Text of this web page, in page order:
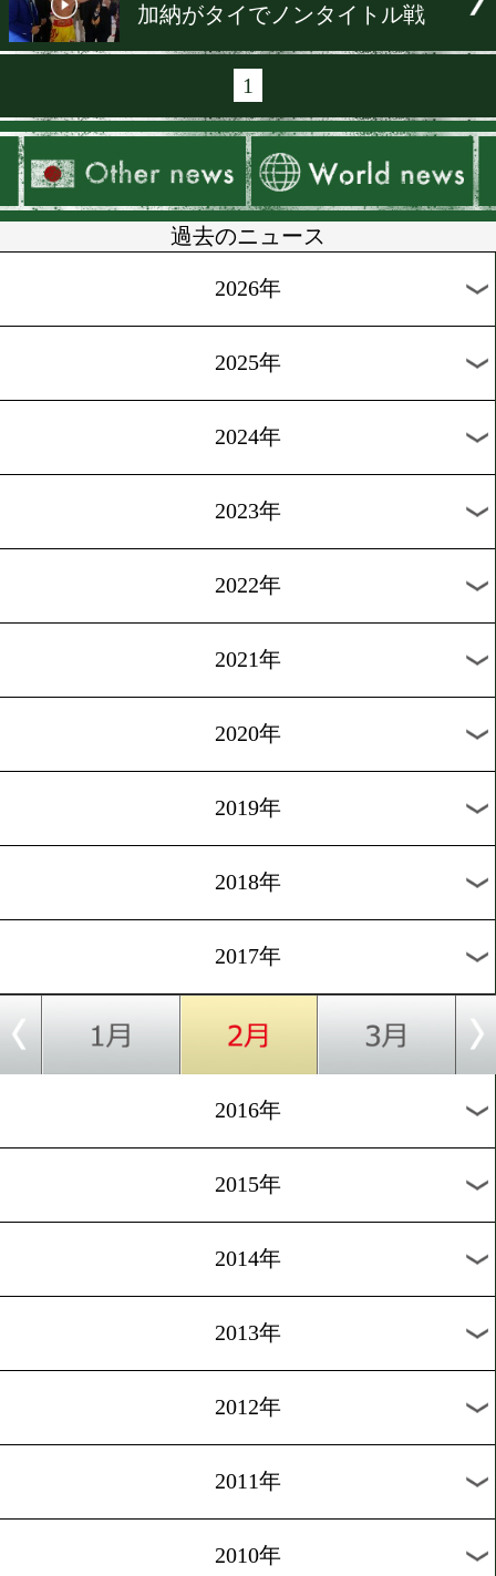
[KO特集]2016.12.10
お待ちかね!KO特集動画
[試合後談話]2016.4.17
太尊康輝、再起戦
丸田陽七太のプロ第2戦
加納がタイでノンタイトル
過去のニュース
2025年
2023年
2022年
2021年
2020年
2019年
2018年
2017年